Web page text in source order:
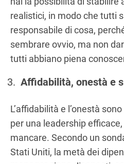
realistici, in modo che tutti
responsabile di cosa,
sembrare ovvio, ma non
tutti abbiano piena
Affidabilità, onestà e
L’affidabilità e l’onestà
per una leadership
mancare. Secondo un
Stati Uniti, la metà dei